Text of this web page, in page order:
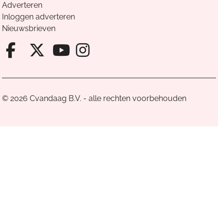
Adverteren
Inloggen adverteren
Nieuwsbrieven
Facebook van Cvandaag
X van Cvandaag
Instagram van
© 2026 Cvandaag B.V. - alle rechten voorbehouden